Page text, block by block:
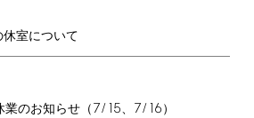
室について
のお知らせ（7/15、 7/16）